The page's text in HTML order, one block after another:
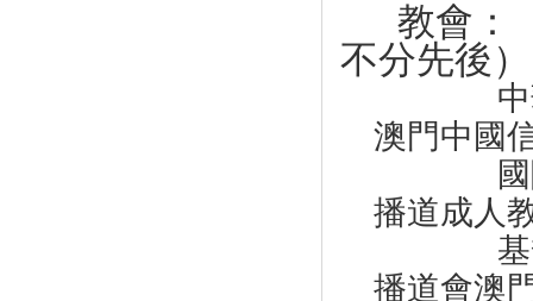
教會：
不分先後）
澳門中國
國
播道成人
基
播道會澳